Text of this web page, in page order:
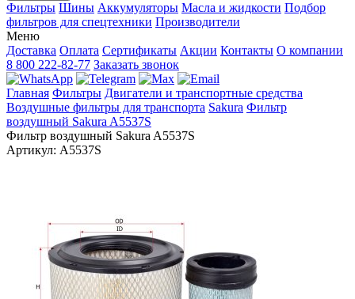
Фильтры Шины Аккумуляторы Масла и жидкости Подбор
фильтров для спецтехники Производители
Меню
Доставка Оплата Сертификаты Акции Контакты О компании
8 800 222-82-77 Заказать звонок
Главная Фильтры Двигатели и транспортные средства
Воздушные фильтры для транспорта Sakura Фильтр
воздушный Sakura A5537S
Фильтр воздушный Sakura A5537S
Артикул: A5537S